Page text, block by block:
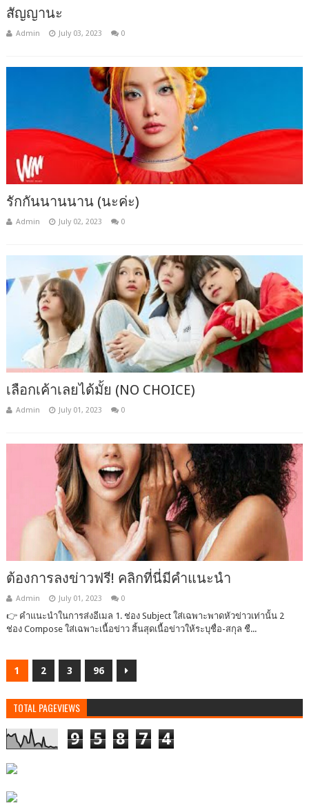
สัญญานะ
Admin July 03, 2023 0
รักกันนานนาน (นะค่ะ)
Admin July 02, 2023 0
เลือกเค้าเลยได้มั้ย (NO CHOICE)
Admin July 01, 2023 0
ต้องการลงข่าวฟรี! คลิกที่นี่มีคำแนะนำ
Admin July 01, 2023 0
👉 คำแนะนำในการส่งอีเมล 1. ช่อง Subject ใส่เฉพาะพาดหัวข่าวเท่านั้น 2
ช่อง Compose ใส่เฉพาะเนื้อข่าว สิ้นสุดเนื้อข่าวให้ระบุชื่อ-สกุล ชื...
1 2 3 96
TOTAL PAGEVIEWS
9 5 8 7 4